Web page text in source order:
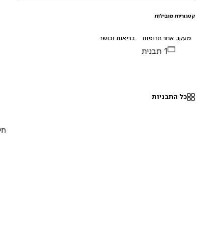
קטגוריות מובילות
מעקב אחר תרופות בריאות וכושר
כל התבניות
0